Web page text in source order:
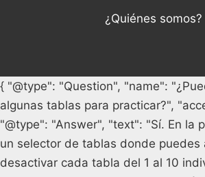
¿Quiénes somos?
{ "@type": "Question", "name":
algunas tablas para practicar?",
"@type": "Answer", "text": "Sí. En la
un selector de tablas donde puedes
desactivar cada tabla del 1 al 10